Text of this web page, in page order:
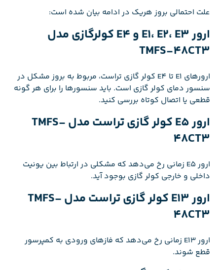
علت احتمالی بروز هریک در ادامه بیان شده است:
ارور E1، E2، E3 و E4 کولرگازی مدل
TMFS-48CT3
ارورهای E1 تا E4 کولر گازی تراست، مربوط به بروز مشکل در
سنسور دمای کولر گازی است. باید سنسورها را برای هر گونه
قطعی یا اتصال کوتاه بررسی کنید.
ارور E5 کولر گازی تراست مدل TMFS-
48CT3
ارور E5 زمانی رخ می‌دهد که مشکلی در ارتباط بین یونیت
داخلی و خارجی کولر گازی بوجود آید.
ارور E13 کولر گازی تراست مدل TMFS-
48CT3
ارور E13 زمانی رخ می‌دهد که فازهای ورودی به کمپرسور
قطع شوند.